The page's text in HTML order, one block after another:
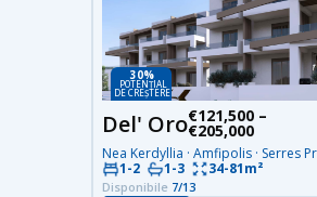
30%
DE CREȘTERE
POTENȚIAL
Del' Oro€121,500 –
€205,000
Nea Kerdyllia · Amfipolis · Serres
1-2
1-3 34-81m²
Disponibile 7/13